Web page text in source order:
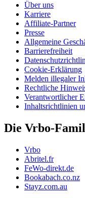
Über uns
Karriere
Affiliate-Partner
Presse
Allgemeine
Barrierefreiheit
Cookie-Erklärung
Melden illegaler
Rechtliche
Verantwortlicher
Inhaltsrichtlinien
Die Vrbo-
Vrbo
Abritel.fr
FeWo-direkt.de
Bookabach.co.nz
Stayz.com.au